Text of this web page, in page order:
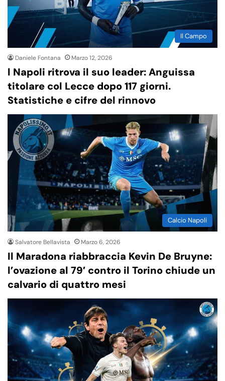
Il Campo
Daniele Fontana Marzo 12, 2026
l Napoli ritrova il suo leader: Anguissa
titolare col Lecce dopo 117 giorni.
Statistiche e cifre del rinnovo
Calcio Napoli
Salvatore Bellavista Marzo 6, 2026
Il Maradona riabbraccia Kevin De Bruyne:
l’ovazione al 79′ contro il Torino chiude un
calvario di quattro mesi